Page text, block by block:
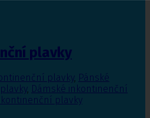
plavky
plavky, Pánské
, Dámské inkontinenční
plavky